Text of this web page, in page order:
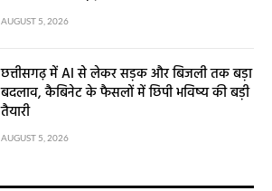
AUGUST 5, 2026
छत्तीसगढ़ में AI से लेकर सड़क और बिजली तक बड़ा
बदलाव, कैबिनेट के फैसलों में छिपी भविष्य की बड़ी
तैयारी
AUGUST 5, 2026